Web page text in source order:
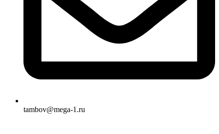
tambov@mega-1.ru